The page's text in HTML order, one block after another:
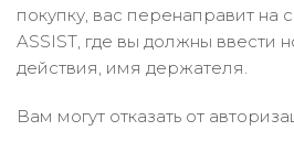
покупку, вас перенаправит на
ASSIST, где вы должны ввести
действия, имя держателя.
Вам могут отказать от